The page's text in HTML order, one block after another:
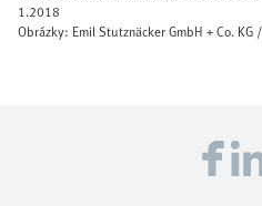
1.2018
Obrázky: Emil Stutznäcker GmbH + Co. KG